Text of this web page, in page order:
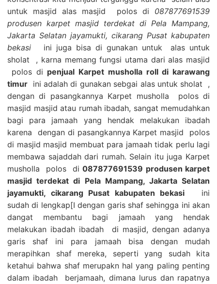
untuk masjid alas masjid polos di 087877691539
produsen karpet masjid terdekat di Pela Mampang,
Jakarta Selatan jayamukti, cikarang Pusat kabupaten
bekasi ini juga bisa di gunakan untuk alas untuk
sholat , karna memang fungsi utama dari alas masjid
polos di penjual Karpet musholla roll di karawang
timur ini adalah di gunakan sebgai alas untuk sholat ,
dengan di pasangkannya Karpet musholla polos di
masjid masjid atau rumah ibadah, sangat memudahkan
bagi para jamaah yang hendak melakukan ibadah
karena dengan di pasangkannya Karpet masjid polos
di masjid masjid membuat para jamaah tidak perlu lagi
membawa sajaddah dari rumah. Selain itu juga Karpet
musholla polos di087877691539 produsen karpet
masjid terdekat di Pela Mampang, Jakarta Selatan
jayamukti, cikarang Pusat kabupaten bekasi ini
sudah di lengkap[I dengan garis shaf sehingga ini akan
dangat membantu bagi jamaah yang hendak
melakukan ibadah ibadah di masjid, dengan adanya
garis shaf ini para jamaah bisa dengan mudah
merapihkan shaf mereka, seperti yang sudah kita
ketahui bahwa shaf merupakn hal yang paling penting
dalam ibadah berjamaah, dimana lurus dan rapatnya